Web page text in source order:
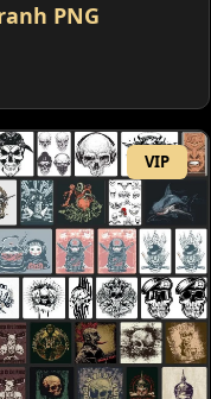
PNG
VIP